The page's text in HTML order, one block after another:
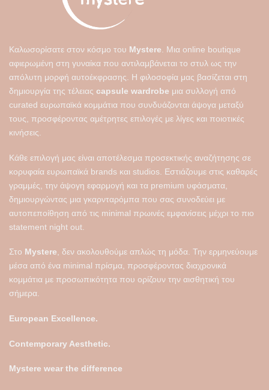
να
επιλεγούν
προϊόντος
σελίδα
προϊόντος
Καλωσορίσατε στον κόσμο του Mystere . Μια online boutique
αφιερωμένη στη γυναίκα που αντιλαμβάνεται το στυλ ως την
απόλυτη μορφή αυτοέκφρασης. Η φιλοσοφία μας βασίζεται στη
δημιουργία της τέλειας capsule wardrobe μια συλλογή από
curated ευρωπαϊκά κομμάτια που συνδυάζονται άψογα μεταξύ
τους, προσφέροντας αμέτρητες επιλογές με λίγες και ποιοτικές
κινήσεις.
Κάθε επιλογή μας είναι αποτέλεσμα προσεκτικής αναζήτησης σε
κορυφαία ευρωπαϊκά brands και studios. Εστιάζουμε στις καθαρές
γραμμές, την άψογη εφαρμογή και τα premium υφάσματα,
δημιουργώντας μια γκαρνταρόμπα που σας συνοδεύει με
αυτοπεποίθηση από τις minimal πρωινές εμφανίσεις μέχρι το πιο
statement night out.
Στο Mystere, δεν ακολουθούμε απλώς τη μόδα. Την ερμηνεύουμε
μέσα από ένα minimal πρίσμα, προσφέροντας διαχρονικά
κομμάτια με προσωπικότητα που ορίζουν την αισθητική του
σήμερα.
European Excellence.
Contemporary Aesthetic.
Mystere wear the difference